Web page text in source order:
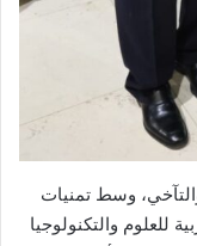
وسط تمنيات
للعلوم والتكنولوجيا